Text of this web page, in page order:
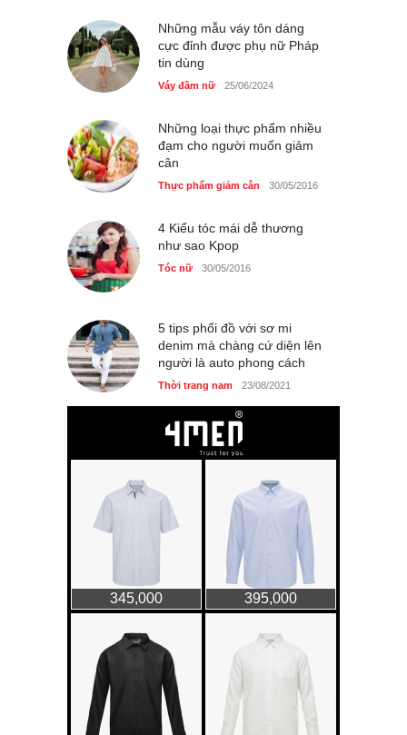
sáng tạo mới của giới trẻ
Thời trang nữ 21/10/2025
Những mẫu váy tôn dáng
cực đỉnh được phụ nữ Pháp
tin dùng
Váy đầm nữ 25/06/2024
Những loại thực phẩm nhiều
đạm cho người muốn giảm
cân
Thực phẩm giảm cân 30/05/2016
4 Kiểu tóc mái dễ thương
như sao Kpop
Tóc nữ 30/05/2016
5 tips phối đồ với sơ mi
denim mà chàng cứ diện lên
người là auto phong cách
Thời trang nam 23/08/2021